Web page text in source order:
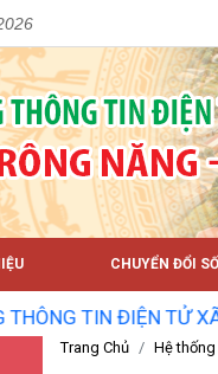
CHUYỂN ĐỔI SỐ
XÃ KRÔNG NĂNG!
Trang Chủ Hệ